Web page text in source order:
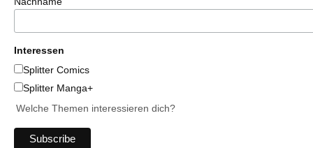
Interessen
Splitter Comics
Splitter Manga+
Welche Themen interessieren dich?